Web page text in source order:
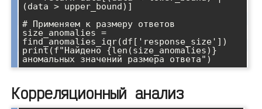
(data > upper_bound)]
# Применяем к размеру ответов
size_anomalies =
find_anomalies_iqr(df['response_size'])
print(f"Найдено {len(size_anomalies)}
Корреляционный анализ